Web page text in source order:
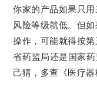
你家的产品如果只
风险等级就低。但
操作，可能就得按
省药监局还是国家
己猜，多查《医疗器